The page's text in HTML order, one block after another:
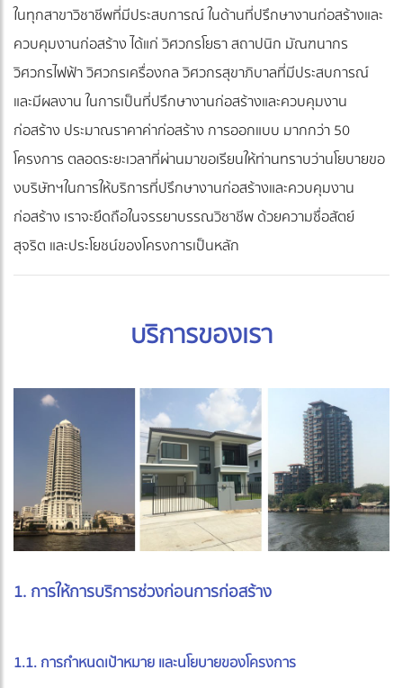
ในทุกสาขาวิชาชีพที่มีประสบการณ์ ในด้านที่ปรึกษางานก่อสร้างและ
ควบคุมงานก่อสร้าง ได้แก่ วิศวกรโยธา สถาปนิก มัณฑนากร
วิศวกรไฟฟ้า วิศวกรเครื่องกล วิศวกรสุขาภิบาลที่มีประสบการณ์
และมีผลงาน ในการเป็นที่ปรึกษางานก่อสร้างและควบคุมงาน
ก่อสร้าง ประมาณราคาค่าก่อสร้าง การออกแบบ มากกว่า 50
โครงการ ตลอดระยะเวลาที่ผ่านมาขอเรียนให้ท่านทราบว่านโยบายขอ
งบริษัทฯในการให้บริการที่ปรึกษางานก่อสร้างและควบคุมงาน
ก่อสร้าง เราจะยึดถือในจรรยาบรรณวิชาชีพ ด้วยความซื่อสัตย์
สุจริต และประโยชน์ของโครงการเป็นหลัก
บริการของเรา
1. การให้การบริการช่วงก่อนการก่อสร้าง
1.1. การกำหนดเป้าหมาย และนโยบายของโครงการ